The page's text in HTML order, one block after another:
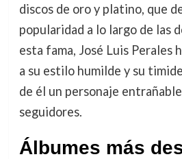
discos de oro y platino, que
popularidad a lo largo de las
esta fama, José Luis Perales
a su estilo humilde y su
de él un personaje
seguidores.
Álbumes más